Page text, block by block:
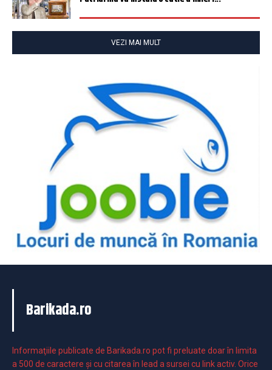
VEZI MAI MULT
Barikada.ro
Informaţiile publicate de Barikada.ro pot fi preluate doar în limita
a 500 de caractere şi cu citarea în lead a sursei cu link activ. Orice